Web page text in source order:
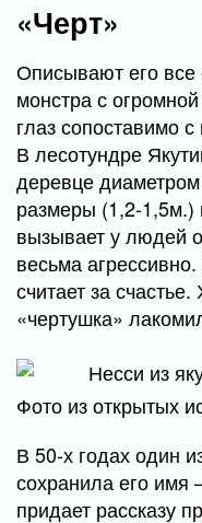
«Черт»
Описывают его все
монстра с
глаз сопоставимо
В лесотундре
деревце
размеры (1,2-1,5м.)
вызывает у людей
весьма
считает за
«чертушка»
Фото из открытых
В 50-х годах один
сохранила его имя
придает рассказу